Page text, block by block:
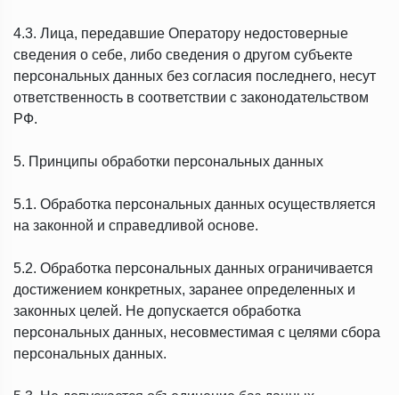
4.3. Лица, передавшие Оператору недостоверные
сведения о себе, либо сведения о другом субъекте
персональных данных без согласия последнего, несут
ответственность в соответствии с законодательством
РФ.
5. Принципы обработки персональных данных
5.1. Обработка персональных данных осуществляется
на законной и справедливой основе.
5.2. Обработка персональных данных ограничивается
достижением конкретных, заранее определенных и
законных целей. Не допускается обработка
персональных данных, несовместимая с целями сбора
персональных данных.